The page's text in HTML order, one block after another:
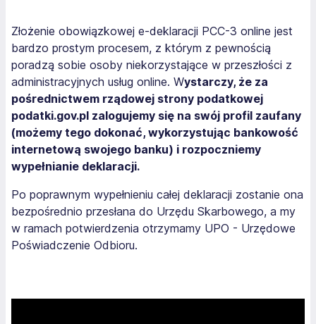
Złożenie obowiązkowej e-deklaracji PCC-3 online jest
bardzo prostym procesem, z którym z pewnością
poradzą sobie osoby niekorzystające w przeszłości z
administracyjnych usług online. Wystarczy, że za
pośrednictwem rządowej strony podatkowej
podatki.gov.pl zalogujemy się na swój profil zaufany
(możemy tego dokonać, wykorzystując bankowość
internetową swojego banku) i rozpoczniemy
wypełnianie deklaracji.
Po poprawnym wypełnieniu całej deklaracji zostanie ona
bezpośrednio przesłana do Urzędu Skarbowego, a my
w ramach potwierdzenia otrzymamy UPO - Urzędowe
Poświadczenie Odbioru.